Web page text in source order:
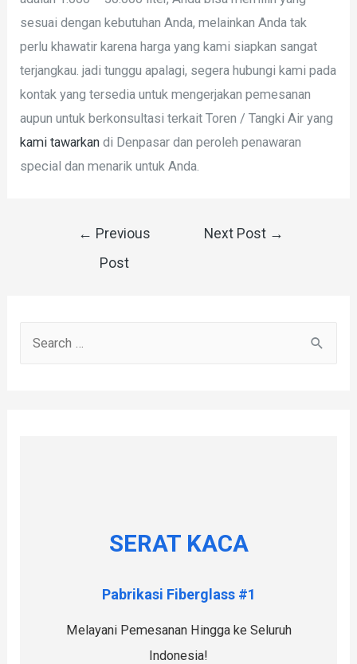
sesuai dengan kebutuhan Anda, melainkan Anda tak
perlu khawatir karena harga yang kami siapkan sangat
terjangkau. jadi tunggu apalagi, segera hubungi kami pada
kontak yang tersedia untuk mengerjakan pemesanan
aupun untuk berkonsultasi terkait Toren / Tangki Air yang
kami tawarkan di Denpasar dan peroleh penawaran
special dan menarik untuk Anda.
← Previous
Post
Next Post →
SERAT KACA
Pabrikasi Fiberglass #1
Melayani Pemesanan Hingga ke Seluruh
Indonesia!